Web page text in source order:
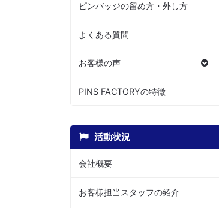
ピンバッジの留め方・外し方
よくある質問
お客様の声
PINS FACTORYの特徴
活動状況
会社概要
お客様担当スタッフの紹介